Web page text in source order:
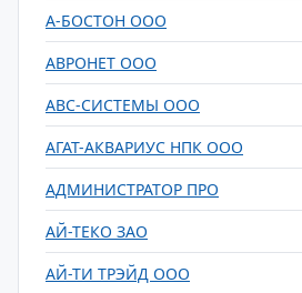
А-БОСТОН ООО
АВРОНЕТ ООО
АВС-СИСТЕМЫ ООО
АГАТ-АКВАРИУС НПК ООО
АДМИНИСТРАТОР ПРО
АЙ-ТЕКО ЗАО
АЙ-ТИ ТРЭЙД ООО